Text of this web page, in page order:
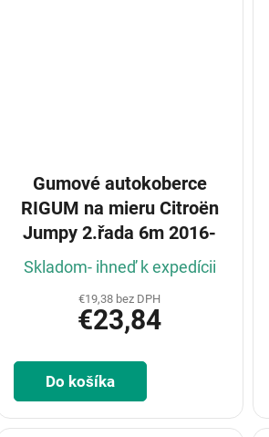
Gumové autokoberce
RIGUM na mieru Citroën
Jumpy 2.řada 6m 2016-
Skladom- ihneď k expedícii
€19,38 bez DPH
€23,84
Do košíka